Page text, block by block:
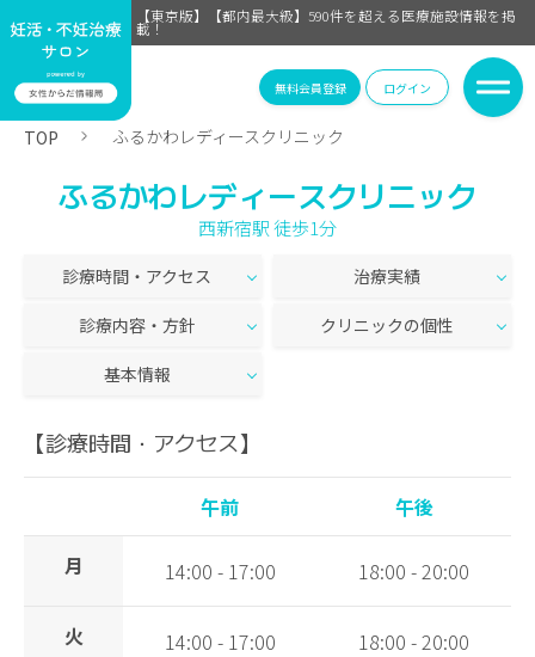
【東京版】【都内最大級】590件を超える医療施設情報を掲
載！
無料会員登録 ログイン
TOP ふるかわレディースクリニック
ふるかわレディースクリニック
西新宿駅 徒歩1分
診療時間・アクセス 治療実績
診療内容・方針 クリニックの個性
基本情報
【診療時間・アクセス】
午前 午後
月 14:00 - 17:00 18:00 - 20:00
火 14:00 - 17:00 18:00 - 20:00